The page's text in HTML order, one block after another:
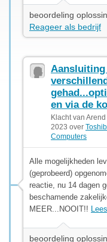
beoordeling
Reageer als bedrijf
Aansluiting
en via de
Klacht van
2023 over
Computers
Alle mogelijkheden
(geprobeerd)
reactie, nu 14 dagen
beschamende
MEER...NOOIT!!
beoordeling